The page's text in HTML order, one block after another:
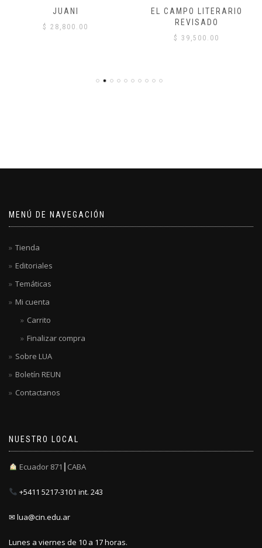
JUANI
$ 28,800.00
EL CAMPO LITERARIO
REVISADO
$ 39,500.00
MENÚ DE NAVEGACIÓN
Tienda
Editoriales
Temáticas
Mi cuenta
Carrito
Finalizar compra
Sobre LUA
Boletín REUN
Contactanos
NUESTRO LOCAL
Ecuador 871┃CABA
+5411 5217-3101 int. 243
✉ lua@cin.edu.ar
Lunes a viernes de 10 a 17 horas.